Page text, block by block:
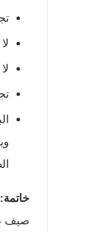
خاتمة:
صيف